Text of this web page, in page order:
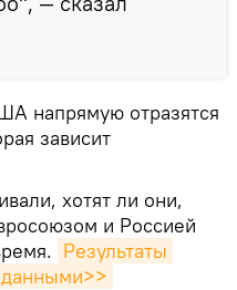
напрямую отразятся
зависит
хотят ли они,
и Россией
Результаты